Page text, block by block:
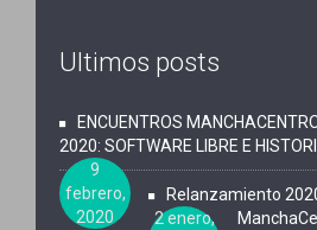
Ultimos posts
ENCUENTROS
2020: SOFTWARE LIBRE E
9
febrero,
2020
Relanzamiento
2 enero,